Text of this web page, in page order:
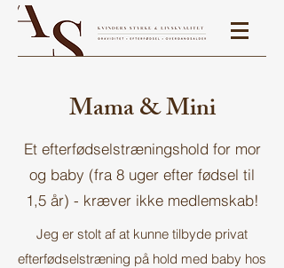
Mama & Mini
Et efterfødselstræningshold for mor
og baby (fra 8 uger efter fødsel til
1,5 år) - kræver ikke medlemskab!
Jeg er stolt af at kunne tilbyde privat
efterfødselstræning på hold med baby hos